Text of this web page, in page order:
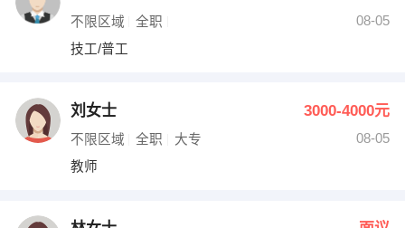
不限区域 全职
08-05
技工/普工
刘女士 3000-4000元
不限区域 全职 大专
08-05
教师